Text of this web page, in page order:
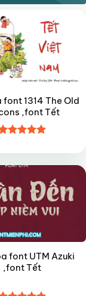
1314 The Old
,font Tết
4.95
font UTM Azuki
,font Tết